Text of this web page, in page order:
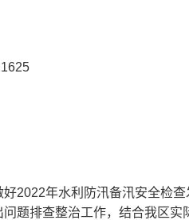
2022年水利防汛备汛安全检
题排查整治工作，结合我区